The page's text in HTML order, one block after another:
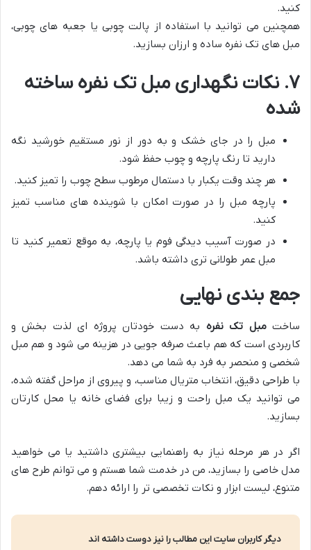
کنید.
همچنین می توانید با استفاده از پالت چوبی یا جعبه های چوبی،
مبل های تک نفره ساده و ارزان بسازید.
۷. نکات نگهداری مبل تک نفره ساخته
شده
مبل را در جای خشک و به دور از نور مستقیم خورشید نگه
دارید تا رنگ پارچه و چوب حفظ شود.
هر چند وقت یکبار با دستمال مرطوب سطح چوب را تمیز کنید.
پارچه مبل را در صورت امکان با شوینده های مناسب تمیز
کنید.
در صورت آسیب دیدگی فوم یا پارچه، به موقع تعمیر کنید تا
مبل عمر طولانی تری داشته باشد.
جمع بندی نهایی
ساختمبل تک نفره به دست خودتان پروژه ای لذت بخش و
کاربردی است که هم باعث صرفه جویی در هزینه می شود و هم مبل
شخصی و منحصر به فرد به شما می دهد.
با طراحی دقیق، انتخاب متریال مناسب، و پیروی از مراحل گفته شده،
می توانید یک مبل راحت و زیبا برای فضای خانه یا محل کارتان
بسازید.
اگر در هر مرحله نیاز به راهنمایی بیشتری داشتید یا می خواهید
مدل خاصی را بسازید، من در خدمت شما هستم و می توانم طرح های
متنوع، لیست ابزار و نکات تخصصی تر را ارائه دهم.
دیگر کاربران سایت این مطالب را نیز دوست داشته اند